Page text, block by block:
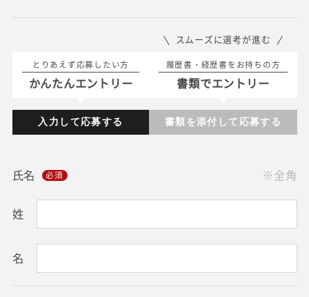
とりあえず応募したい方
かんたんエントリー
入力して応募する
スムーズに選考が進む
履歴書・経歴書をお持ちの方
書類でエントリー
書類を添付して応募する
氏名
姓
名
※全角